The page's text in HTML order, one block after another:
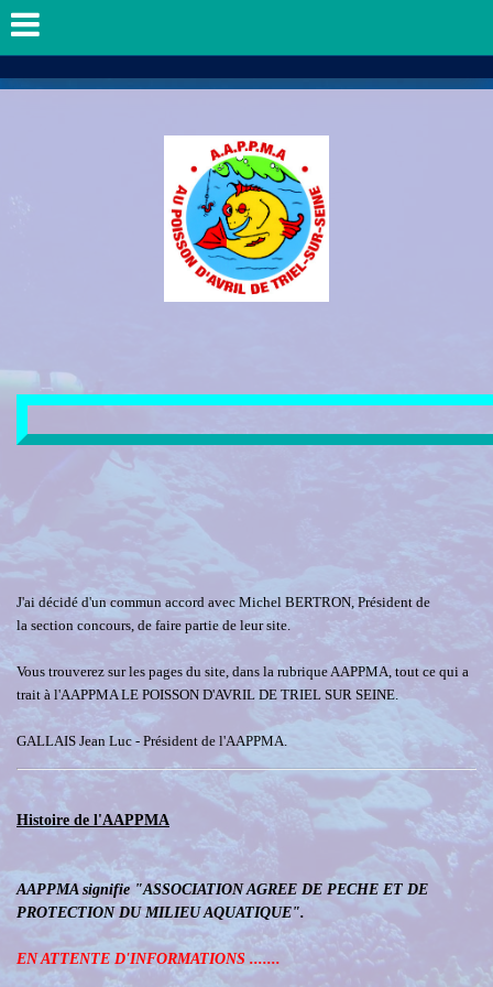
J'ai décidé d'un commun accord avec Michel BERTRON, Président de
la section concours, de faire partie de leur site.
Vous trouverez sur les pages du site, dans la rubrique AAPPMA, tout ce qui a
trait à l'AAPPMA LE POISSON D'AVRIL DE TRIEL SUR SEINE.
GALLAIS Jean Luc - Président de l'AAPPMA.
Histoire de l'AAPPMA
AAPPMA signifie "ASSOCIATION AGREE DE PECHE ET DE
PROTECTION DU MILIEU AQUATIQUE".
EN ATTENTE D'INFORMATIONS .......